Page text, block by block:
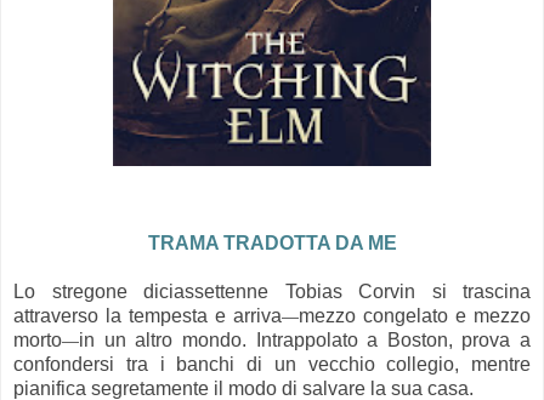
TRAMA TRADOTTA DA ME
Lo stregone diciassettenne Tobias Corvin si trascina
attraverso la tempesta e arriva—mezzo congelato e mezzo
morto—in un altro mondo. Intrappolato a Boston, prova a
confondersi tra i banchi di un vecchio collegio, mentre
pianifica segretamente il modo di salvare la sua casa.